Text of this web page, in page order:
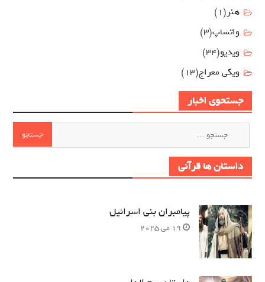
هنر(1)
واتساپ(3)
ویدیو(34)
ویکی معراج(13)
جستحوی اخبار
داستان ها قرآنی
پیامبران بنی اسرائیل
19 می 2025